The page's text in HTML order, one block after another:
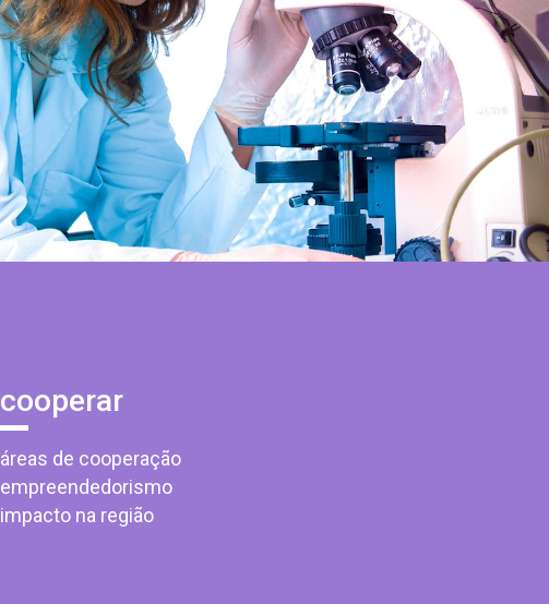
cooperar
áreas de cooperação
empreendedorismo
impacto na região